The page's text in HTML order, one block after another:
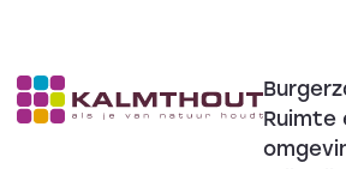
Ruimte